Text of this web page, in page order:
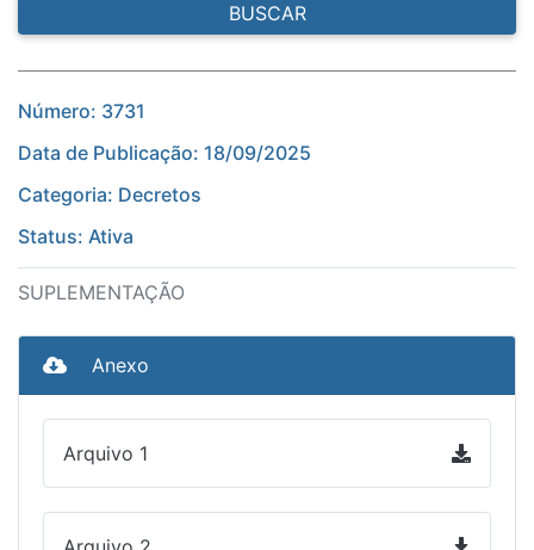
BUSCAR
Número: 3731
Data de Publicação: 18/09/2025
Categoria: Decretos
Status: Ativa
SUPLEMENTAÇÃO
Anexo
Arquivo 1